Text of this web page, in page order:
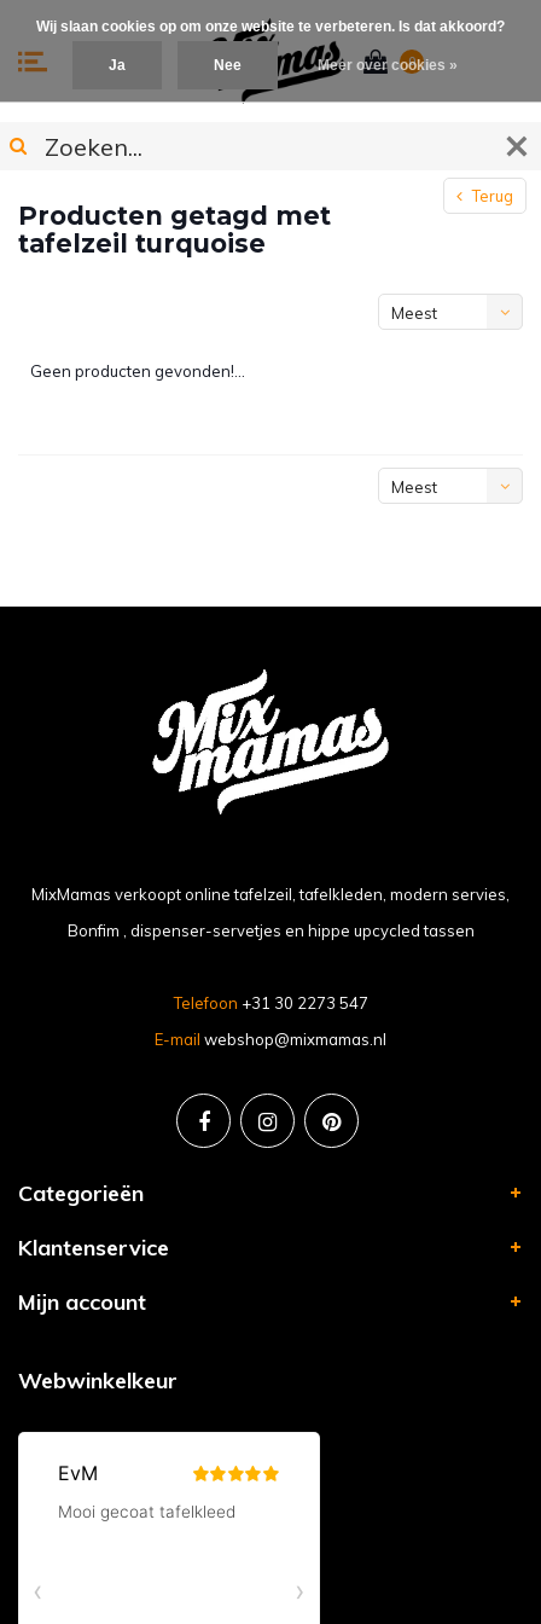
0
Terug
Producten getagd met
tafelzeil turquoise
Meest
Geen producten gevonden!...
Meest
MixMamas verkoopt online tafelzeil, tafelkleden, modern servies,
Bonfim , dispenser-servetjes en hippe upcycled tassen
Telefoon +31 30 2273 547
E-mail webshop@mixmamas.nl
Categorieën
Klantenservice
Mijn account
Webwinkelkeur
Wij slaan cookies op om onze website te verbeteren. Is dat akkoord?
Ja Nee Meer over cookies »